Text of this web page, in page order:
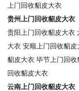
上门回收貂皮大衣
贵州上门回收貂皮大衣
贵阳上门回收貂皮大衣
大衣 安顺上门回收貂皮
貂皮大衣 毕节上门回收
回收貂皮大衣
云南上门回收貂皮大衣